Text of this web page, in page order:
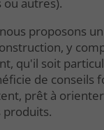
proposons
y
qu'il soit
de conseils
prêt à
produits.